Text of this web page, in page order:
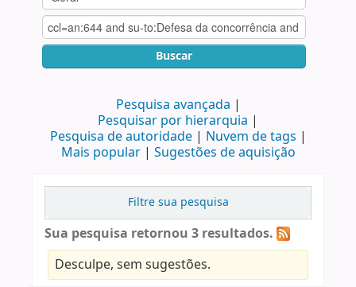
Buscar
Pesquisa avançada
Pesquisar por hierarquia
Pesquisa de autoridade
Nuvem de tags
Mais popular
Sugestões de aquisição
Filtre sua pesquisa
Sua pesquisa retornou 3 resultados.
Desculpe, sem sugestões.